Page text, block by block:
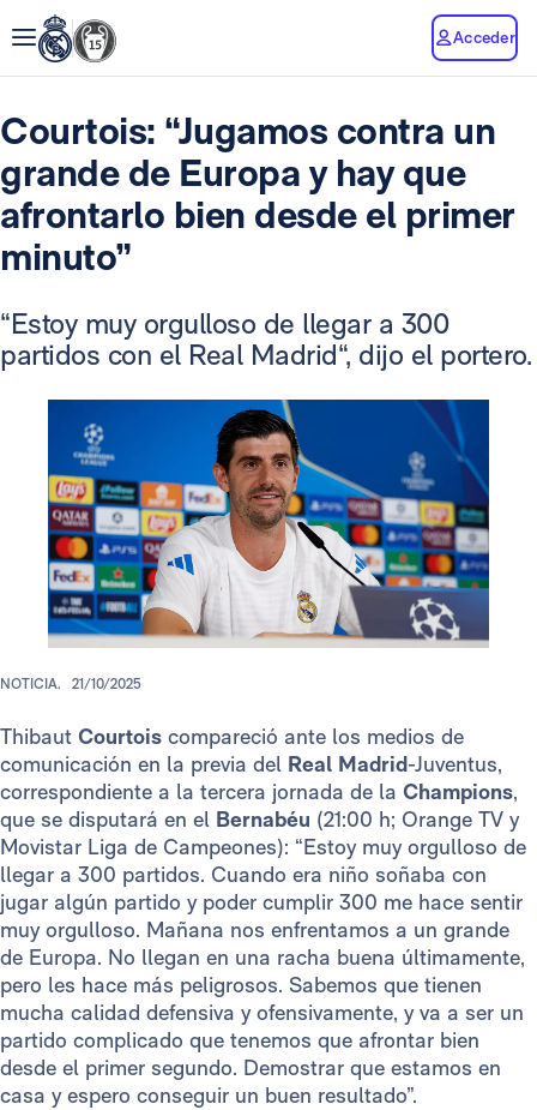
Acceder
Courtois: “Jugamos contra un
grande de Europa y hay que
afrontarlo bien desde el primer
minuto”
“Estoy muy orgulloso de llegar a 300
partidos con el Real Madrid“, dijo el portero.
NOTICIA. 21/10/2025
Thibaut Courtois compareció ante los medios de
comunicación en la previa del Real Madrid-Juventus,
correspondiente a la tercera jornada de la Champions,
que se disputará en el Bernabéu (21:00 h; Orange TV y
Movistar Liga de Campeones): “Estoy muy orgulloso de
llegar a 300 partidos. Cuando era niño soñaba con
jugar algún partido y poder cumplir 300 me hace sentir
muy orgulloso. Mañana nos enfrentamos a un grande
de Europa. No llegan en una racha buena últimamente,
pero les hace más peligrosos. Sabemos que tienen
mucha calidad defensiva y ofensivamente, y va a ser un
partido complicado que tenemos que afrontar bien
desde el primer segundo. Demostrar que estamos en
casa y espero conseguir un buen resultado”.